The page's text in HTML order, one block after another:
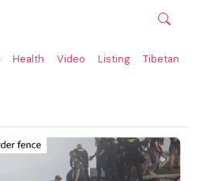
Health Video Listing Tibetan